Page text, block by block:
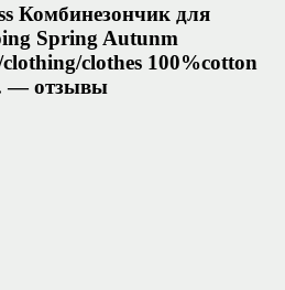
Комбинезончик для
Spring Autunm
clothes 100%cotton
— отзывы